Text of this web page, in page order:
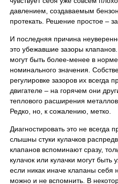
давлением, создаваемым
протекать. Решение простое –
И последняя причина
это убежавшие зазоры
могут быть более-менее в
номинального значения.
регулировке зазоров их всегда
двигателе – на горячем они
теплового расширения
Редко, но, к сожалению, метко.
Диагностировать это не всегда
слышны стуки кулачков
клапанов вспоминают сразу,
кулачок или кулачки могут
если никак иначе клапаны себя
можно и не вспомнить. В